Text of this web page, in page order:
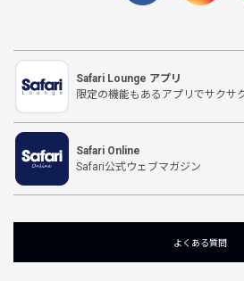
Safari Lounge アプリ
限定の機能もあるアプリでサクサ
Safari Online
Safari公式ウェブマガジン
よくある質問